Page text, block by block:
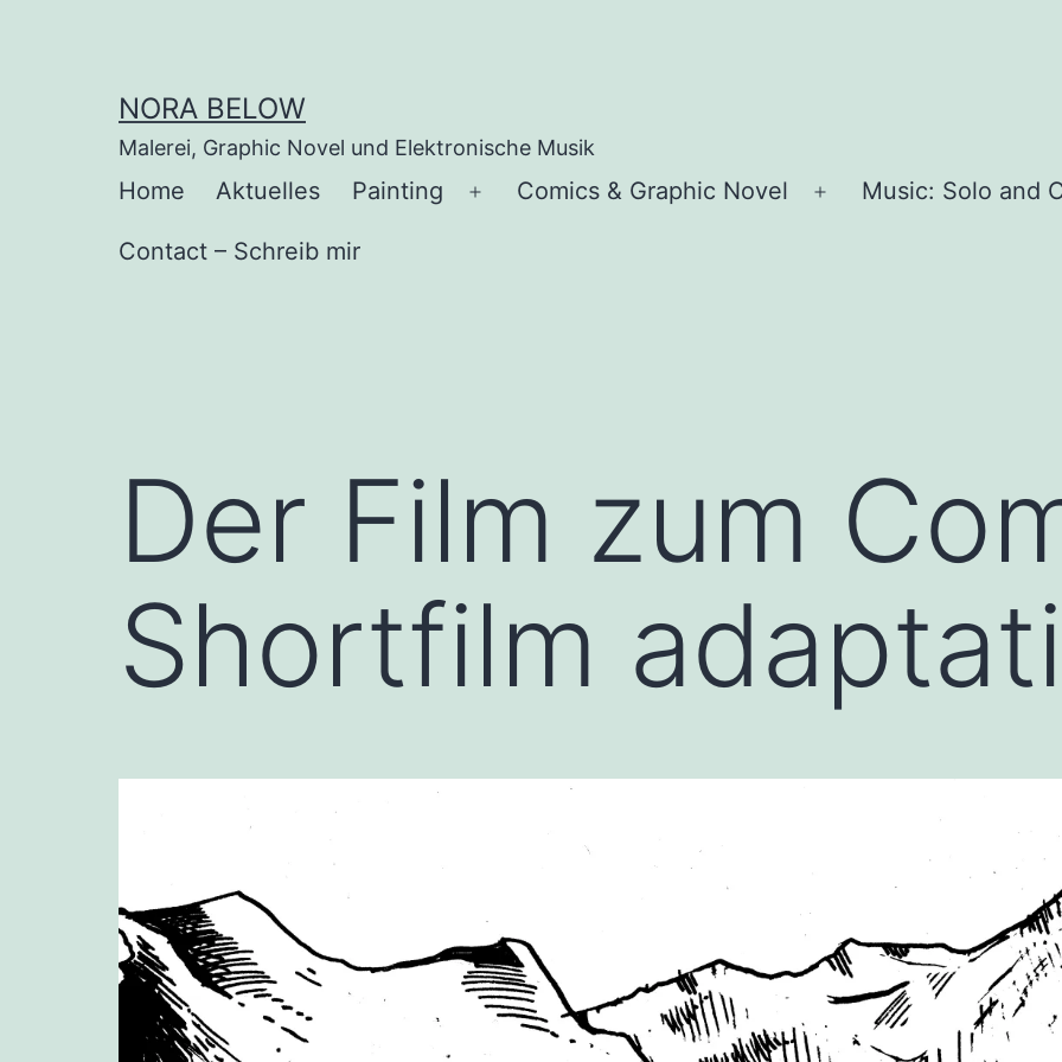
NORA BELOW
Malerei, Graphic Novel und Elektronische Musik
Home Aktuelles Painting
Menü
Comics & Graphic Novel
Menü
Music: Solo and
Contact – Schreib mir
Der Film zum
Shortfilm